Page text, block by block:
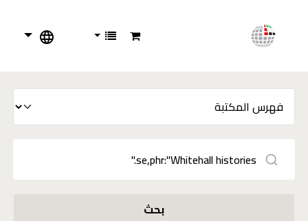
بحث